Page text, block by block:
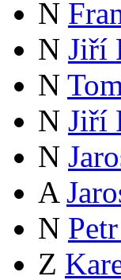
N
N Jiří
N
N Jiří
N
A
N
Z